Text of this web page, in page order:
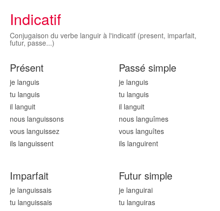
Indicatif
Conjugaison du verbe languir à l'indicatif (present, imparfait,
futur, passe...)
Présent
je languis
tu languis
il languit
nous languissons
vous languissez
ils languissent
Passé simple
je languis
tu languis
il languit
nous languîmes
vous languîtes
ils languirent
Imparfait
je languissais
tu languissais
Futur simple
je languirai
tu languiras